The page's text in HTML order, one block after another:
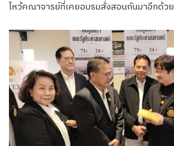
ไหว้คณาจารย์ที่เคยอบรมสั่งสอนกันมาอีกด้วย